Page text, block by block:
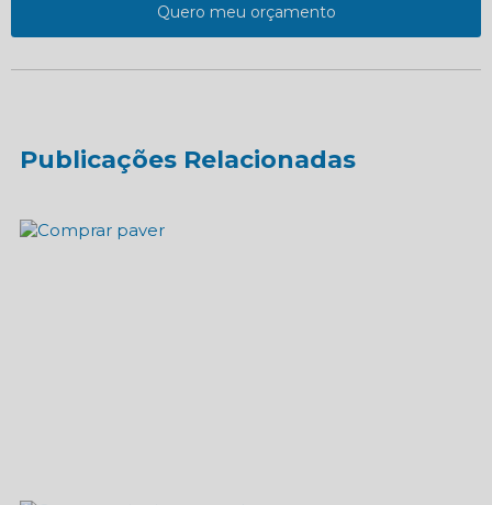
Quero meu orçamento
Publicações Relacionadas